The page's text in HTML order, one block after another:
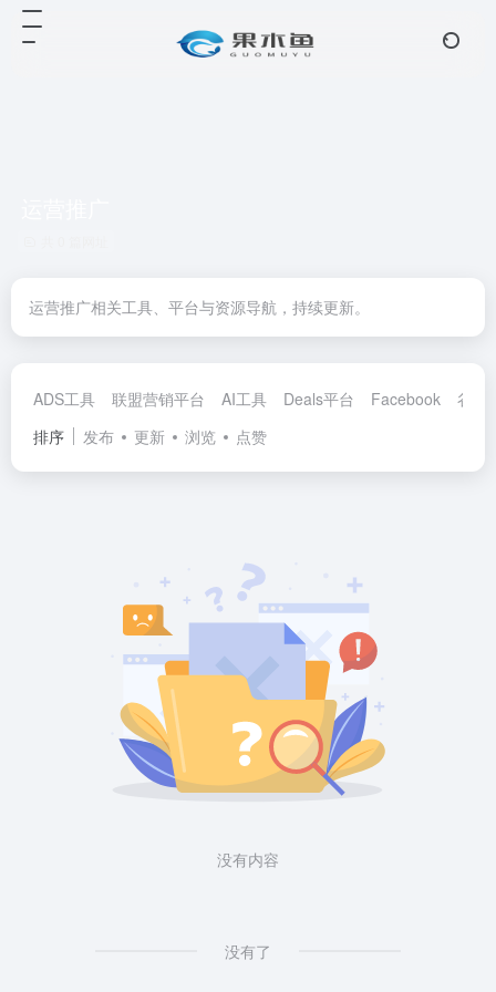
运营推广相关工具、平台与资源导航，持续更新。
ADS工具 联盟营销平台 AI工具 Deals平台 Facebook
谷歌
排序
发布 更新 浏览 点赞
没有内容
没有了